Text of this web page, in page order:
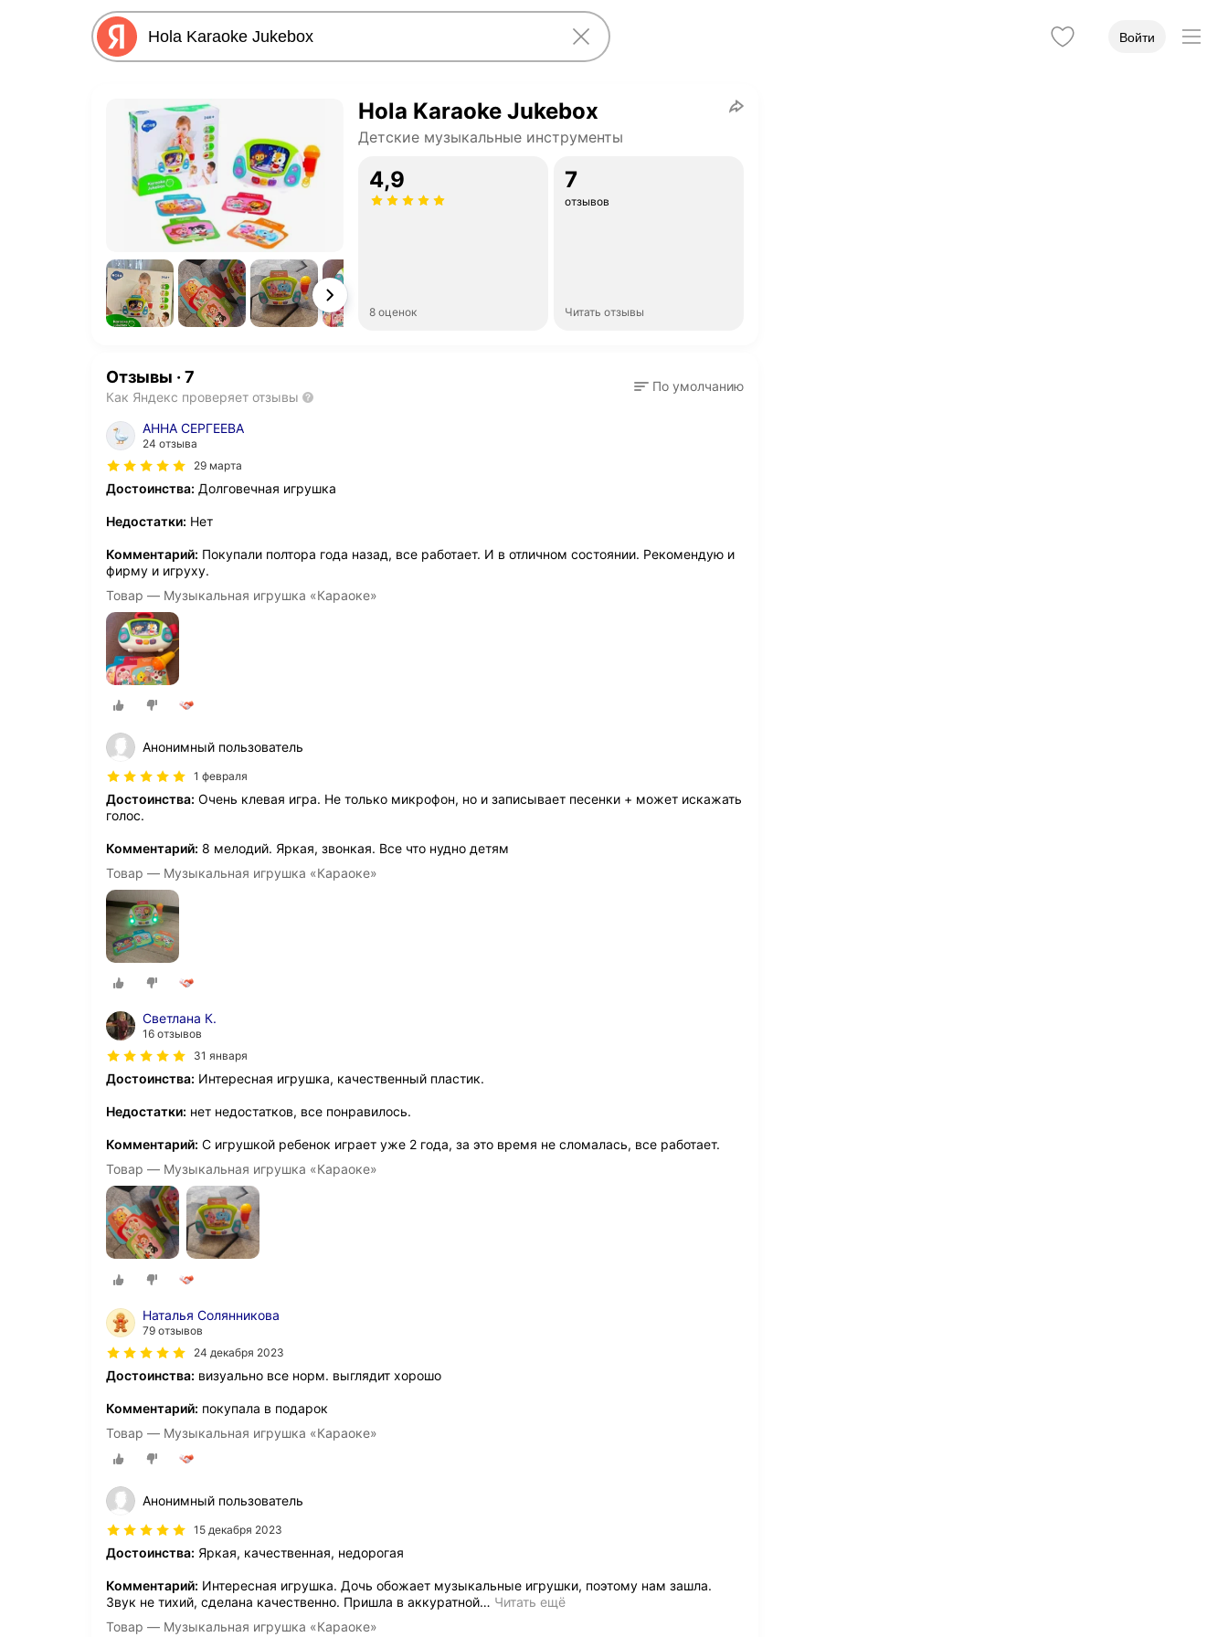
Войти
Hola Karaoke Jukebox
Детские музыкальные инструменты
4,9
8 оценок
7
отзывов
Читать отзывы
Отзывы · 7
Как Яндекс проверяет отзывы
По умолчанию
АННА СЕРГЕЕВА
24 отзыва
29 марта
Достоинства: Долговечная игрушка
Недостатки: Нет
Комментарий: Покупали полтора года назад, все работает. И в отличном состоянии. Рекомендую и
фирму и игруху.
Товар — Музыкальная игрушка «Караоке»
Анонимный пользователь
1 февраля
Достоинства: Очень клевая игра. Не только микрофон, но и записывает песенки + может искажать
голос.
Комментарий: 8 мелодий. Яркая, звонкая. Все что нудно детям
Товар — Музыкальная игрушка «Караоке»
Светлана К.
16 отзывов
31 января
Достоинства: Интересная игрушка, качественный пластик.
Недостатки: нет недостатков, все понравилось.
Комментарий: С игрушкой ребенок играет уже 2 года, за это время не сломалась, все работает.
Товар — Музыкальная игрушка «Караоке»
Наталья Солянникова
79 отзывов
24 декабря 2023
Достоинства: визуально все норм. выглядит хорошо
Комментарий: покупала в подарок
Товар — Музыкальная игрушка «Караоке»
Анонимный пользователь
15 декабря 2023
Достоинства: Яркая, качественная, недорогая
Комментарий: Интересная игрушка. Дочь обожает музыкальные игрушки, поэтому нам зашла.
Звук не тихий, сделана качественно. Пришла в аккуратной… Читать ещё
Товар — Музыкальная игрушка «Караоке»